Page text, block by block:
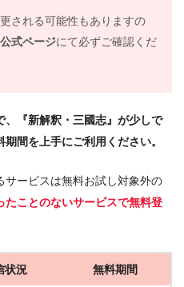
される可能性もありますの
式ページにて必ずご確認くだ
『新解釈・三國志』が少しで
間を上手にご利用ください。
サービスは無料お試し対象外の
たことのないサービスで無料登
状況 無料期間